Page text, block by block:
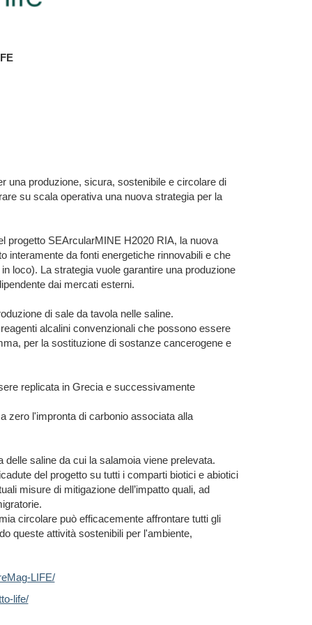
una produzione, sicura, sostenibile e circolare di
su scala operativa una nuova strategia per la
progetto SEArcularMINE H2020 RIA, la nuova
interamente da fonti energetiche rinnovabili e che
loco). La strategia vuole garantire una produzione
dai mercati esterni.
di sale da tavola nelle saline.
alcalini convenzionali che possono essere
per la sostituzione di sostanze cancerogene e
replicata in Grecia e successivamente
zero l'impronta di carbonio associata alla
saline da cui la salamoia viene prelevata.
del progetto su tutti i comparti biotici e abiotici
misure di mitigazione dell’impatto quali, ad
circolare può efficacemente affrontare tutti gli
queste attività sostenibili per l'ambiente,
LIFE/
life/